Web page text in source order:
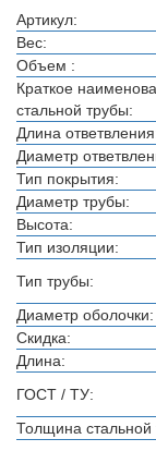
Артикул:
Вес:
Объем :
Краткое
стальной трубы:
Длина
Диаметр
Тип покрытия:
Диаметр трубы:
Высота:
Тип изоляции:
Тип трубы:
Диаметр оболочки:
Скидка:
Длина:
ГОСТ / ТУ:
Толщина стальной